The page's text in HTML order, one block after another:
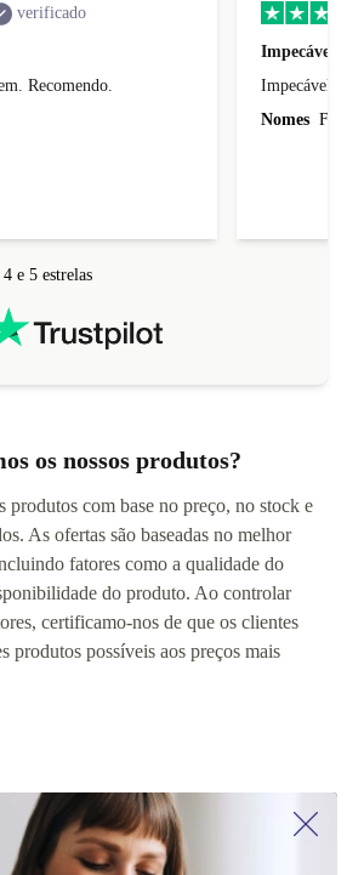
Impecável.
Impecável.
e 5 estrelas
os nossos produtos?
produtos com base no preço, no stock e
As ofertas são baseadas no melhor
fatores como a qualidade do
do produto. Ao controlar
certificamo-nos de que os clientes
produtos possíveis aos preços mais